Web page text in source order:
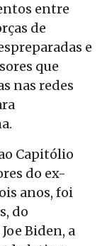
entre
de
e
que
nas redes
Capitólio
do ex-
anos, foi
do
Biden, a